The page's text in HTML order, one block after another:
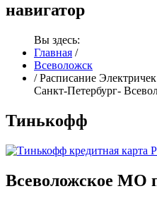
навигатор
Вы здесь:
Главная /
Всеволожск
/ Расписание
Санкт-Петербург-
Тинькофф
Всеволожское МО